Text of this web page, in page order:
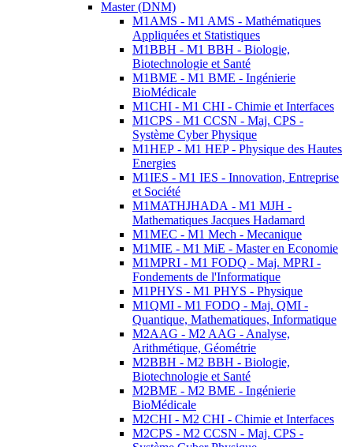
Master (DNM)
M1AMS - M1 AMS - Mathématiques
Appliquées et Statistiques
M1BBH - M1 BBH - Biologie,
Biotechnologie et Santé
M1BME - M1 BME - Ingénierie
BioMédicale
M1CHI - M1 CHI - Chimie et Interfaces
M1CPS - M1 CCSN - Maj. CPS -
Système Cyber Physique
M1HEP - M1 HEP - Physique des Hautes
Energies
M1IES - M1 IES - Innovation, Entreprise
et Société
M1MATHJHADA - M1 MJH -
Mathematiques Jacques Hadamard
M1MEC - M1 Mech - Mecanique
M1MIE - M1 MiE - Master en Economie
M1MPRI - M1 FODQ - Maj. MPRI -
Fondements de l'Informatique
M1PHYS - M1 PHYS - Physique
M1QMI - M1 FODQ - Maj. QMI -
Quantique, Mathematiques, Informatique
M2AAG - M2 AAG - Analyse,
Arithmétique, Géométrie
M2BBH - M2 BBH - Biologie,
Biotechnologie et Santé
M2BME - M2 BME - Ingénierie
BioMédicale
M2CHI - M2 CHI - Chimie et Interfaces
M2CPS - M2 CCSN - Maj. CPS -